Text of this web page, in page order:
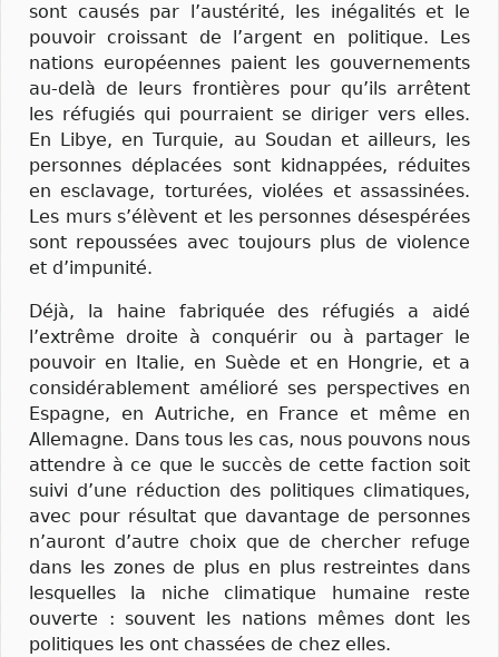
sont causés par l’austérité, les inégalités et le
pouvoir croissant de l’argent en politique. Les
nations européennes paient les gouvernements
au-delà de leurs frontières pour qu’ils arrêtent
les réfugiés qui pourraient se diriger vers elles.
En Libye, en Turquie, au Soudan et ailleurs, les
personnes déplacées sont kidnappées, réduites
en esclavage, torturées, violées et assassinées.
Les murs s’élèvent et les personnes désespérées
sont repoussées avec toujours plus de violence
et d’impunité.
Déjà, la haine fabriquée des réfugiés a aidé
l’extrême droite à conquérir ou à partager le
pouvoir en Italie, en Suède et en Hongrie, et a
considérablement amélioré ses perspectives en
Espagne, en Autriche, en France et même en
Allemagne. Dans tous les cas, nous pouvons nous
attendre à ce que le succès de cette faction soit
suivi d’une réduction des politiques climatiques,
avec pour résultat que davantage de personnes
n’auront d’autre choix que de chercher refuge
dans les zones de plus en plus restreintes dans
lesquelles la niche climatique humaine reste
ouverte : souvent les nations mêmes dont les
politiques les ont chassées de chez elles.